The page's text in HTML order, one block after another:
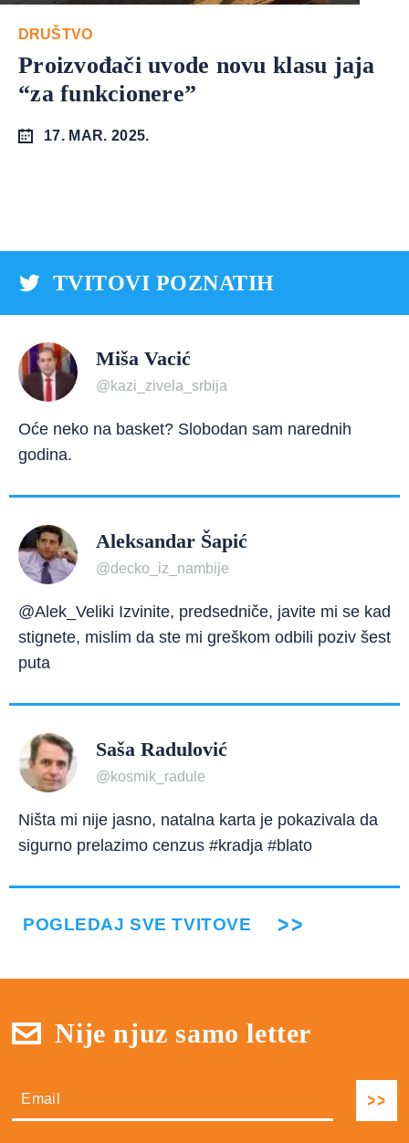
DRUŠTVO
Proizvođači uvode novu klasu jaja
“za funkcionere”
17. MAR. 2025.
TVITOVI POZNATIH
Miša Vacić
@kazi_zivela_srbija
Oće neko na basket? Slobodan sam narednih
godina.
Aleksandar Šapić
@decko_iz_nambije
@Alek_Veliki Izvinite, predsedniče, javite mi se kad
stignete, mislim da ste mi greškom odbili poziv šest
puta
Saša Radulović
@kosmik_radule
Ništa mi nije jasno, natalna karta je pokazivala da
sigurno prelazimo cenzus #kradja #blato
POGLEDAJ SVE TVITOVE
Nije njuz samo letter